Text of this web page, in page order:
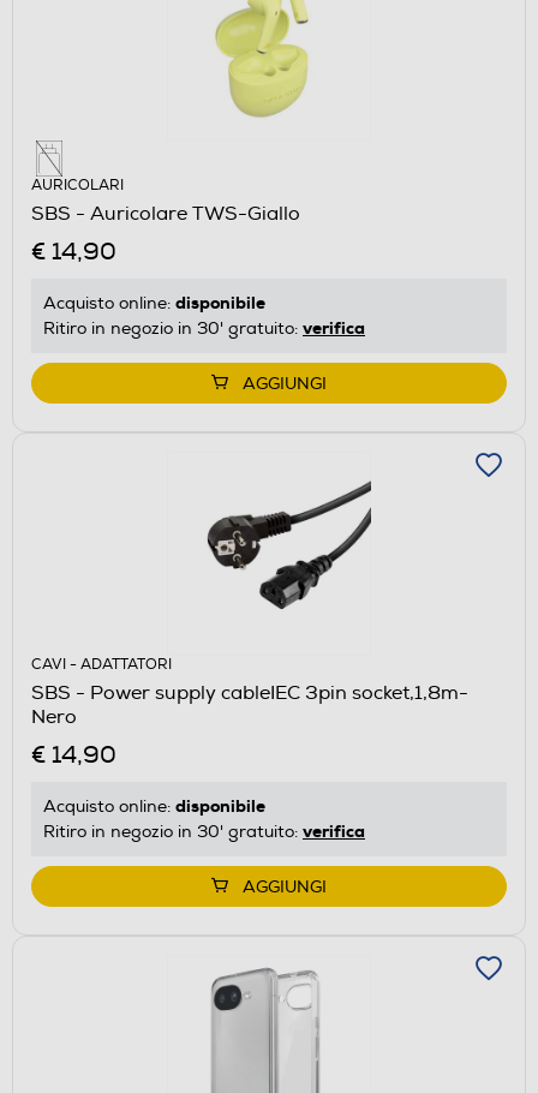
AURICOLARI
SBS - Auricolare TWS-Giallo
€ 14,90
Acquisto online: disponibile
Ritiro in negozio in 30' gratuito: verifica
AGGIUNGI
CAVI - ADATTATORI
SBS - Power supply cableIEC 3pin socket,1,8m-
Nero
€ 14,90
Acquisto online: disponibile
Ritiro in negozio in 30' gratuito: verifica
AGGIUNGI